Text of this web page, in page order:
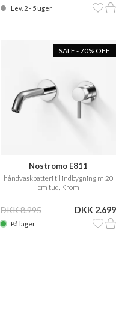
Lev. 2 - 5 uger
SALE - 70% OFF
Nostromo E811
håndvaskbatteri til
indbygning m 20 cm fast tud
håndvaskbatteri til indbygning m 20
cm tud, Krom
DKK 8.995 DKK 2.699
På lager